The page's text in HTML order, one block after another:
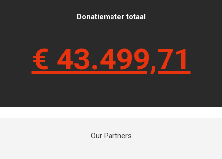
Donatiemeter totaal
€ 43.499,71
Our Partners